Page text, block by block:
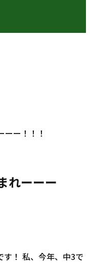
ー！！！
れーーー
！ 私、今年、中3で